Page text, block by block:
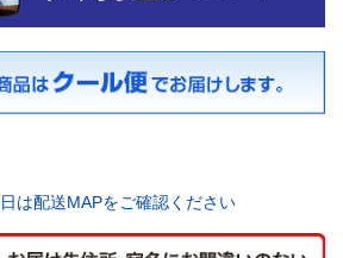
は配送MAPをご確認ください